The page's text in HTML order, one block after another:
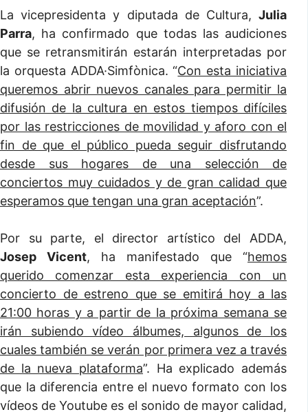
La vicepresidenta y diputada de Cultura, Julia
Parra, ha confirmado que todas las audiciones
que se retransmitirán estarán interpretadas por
la orquesta ADDA·Simfònica. “Con esta iniciativa
queremos abrir nuevos canales para permitir la
difusión de la cultura en estos tiempos difíciles
por las restricciones de movilidad y aforo con el
fin de que el público pueda seguir disfrutando
desde sus hogares de una selección de
conciertos muy cuidados y de gran calidad que
esperamos que tengan una gran aceptación”.
Por su parte, el director artístico del ADDA,
Josep Vicent, ha manifestado que “hemos
querido comenzar esta experiencia con un
concierto de estreno que se emitirá hoy a las
21:00 horas y a partir de la próxima semana se
irán subiendo vídeo álbumes, algunos de los
cuales también se verán por primera vez a través
de la nueva plataforma”. Ha explicado además
que la diferencia entre el nuevo formato con los
vídeos de Youtube es el sonido de mayor calidad,